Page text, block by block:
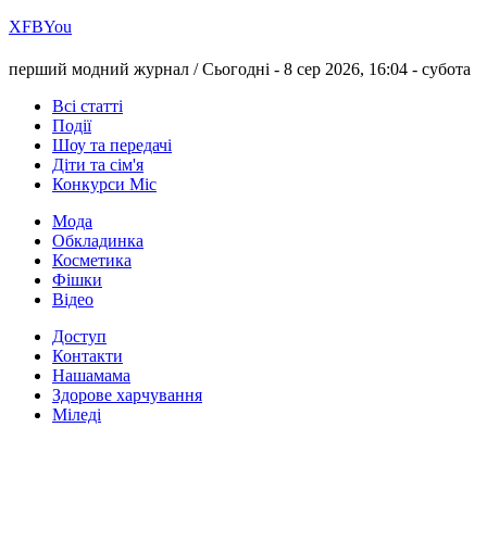
ХFBYou
перший модний журнал /Сьогодні - 8 сер 2026, 16:04 - субота
Всі статті
Події
Шоу та передачі
Діти та сім'я
Конкурси Міс
Мода
Обкладинка
Косметика
Фішки
Відео
Доступ
Контакти
Нашамама
Здорове харчування
Міледі